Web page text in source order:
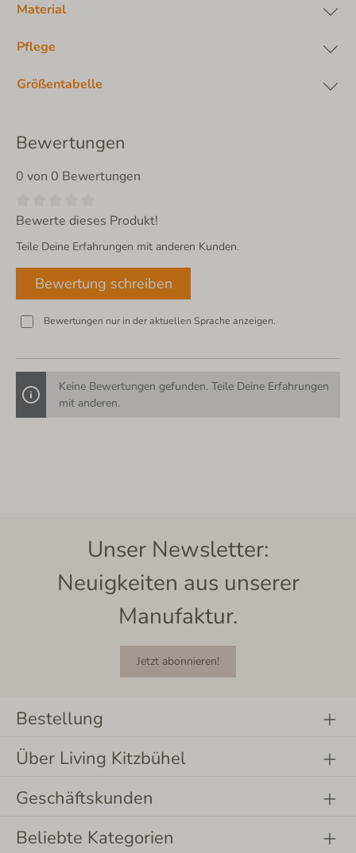
Material
Pflege
Größentabelle
Bewertungen
0 von 0 Bewertungen
Bewerte dieses Produkt!
Teile Deine Erfahrungen mit anderen Kunden.
Bewertung schreiben
Bewertungen nur in der aktuellen Sprache anzeigen.
Keine Bewertungen gefunden. Teile Deine Erfahrungen
mit anderen.
Unser Newsletter:
Neuigkeiten aus unserer
Manufaktur.
Jetzt abonnieren!
Bestellung
Über Living Kitzbühel
Geschäftskunden
Beliebte Kategorien